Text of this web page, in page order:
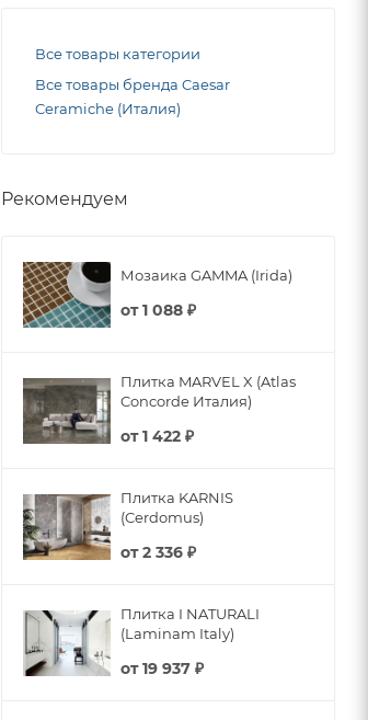
Все товары категории
Все товары бренда Caesar
Ceramiche (Италия)
Рекомендуем
Мозаика GAMMA (Irida)
от1 088 ₽
Плитка MARVEL X (Atlas
Concorde Италия)
от1 422 ₽
Плитка KARNIS
(Cerdomus)
от2 336 ₽
Плитка I NATURALI
(Laminam Italy)
от19 937 ₽